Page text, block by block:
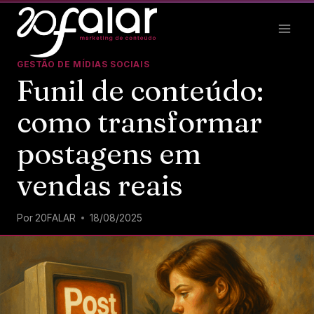
GESTÃO DE MÍDIAS SOCIAIS
Funil de conteúdo:
como transformar
postagens em
vendas reais
Por 20FALAR 18/08/2025